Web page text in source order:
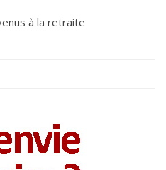
à la retraite